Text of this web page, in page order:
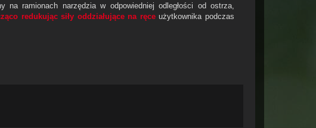
na ramionach narzędzia w odpowiedniej odległości od ostrza,
redukując siły oddziałujące na ręceużytkownika podczas